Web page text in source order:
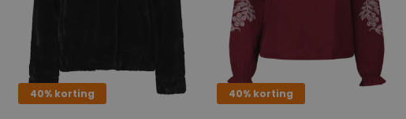
40% korting 40% korting